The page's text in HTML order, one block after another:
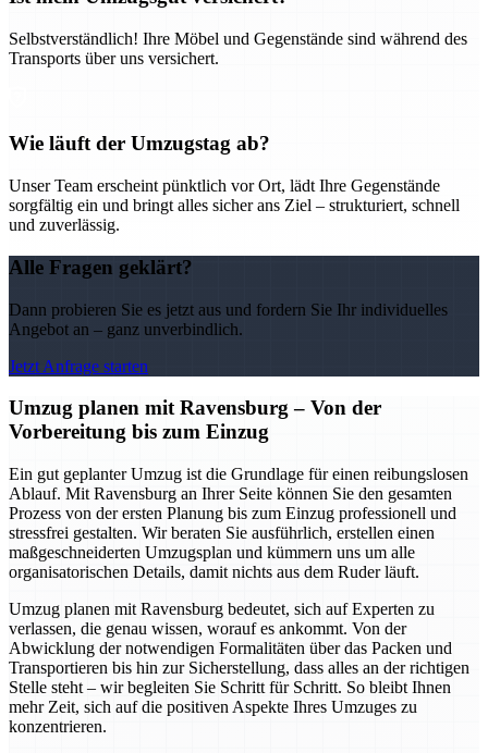
Selbstverständlich! Ihre Möbel und Gegenstände sind während des
Transports über uns versichert.
Wie läuft der Umzugstag ab?
Unser Team erscheint pünktlich vor Ort, lädt Ihre Gegenstände
sorgfältig ein und bringt alles sicher ans Ziel – strukturiert, schnell
und zuverlässig.
Alle Fragen geklärt?
Dann probieren Sie es jetzt aus und fordern Sie Ihr individuelles
Angebot an – ganz unverbindlich.
Jetzt Anfrage starten
Umzug planen mit Ravensburg – Von der
Vorbereitung bis zum Einzug
Ein gut geplanter Umzug ist die Grundlage für einen reibungslosen
Ablauf. Mit Ravensburg an Ihrer Seite können Sie den gesamten
Prozess von der ersten Planung bis zum Einzug professionell und
stressfrei gestalten. Wir beraten Sie ausführlich, erstellen einen
maßgeschneiderten Umzugsplan und kümmern uns um alle
organisatorischen Details, damit nichts aus dem Ruder läuft.
Umzug planen mit Ravensburg bedeutet, sich auf Experten zu
verlassen, die genau wissen, worauf es ankommt. Von der
Abwicklung der notwendigen Formalitäten über das Packen und
Transportieren bis hin zur Sicherstellung, dass alles an der richtigen
Stelle steht – wir begleiten Sie Schritt für Schritt. So bleibt Ihnen
mehr Zeit, sich auf die positiven Aspekte Ihres Umzuges zu
konzentrieren.